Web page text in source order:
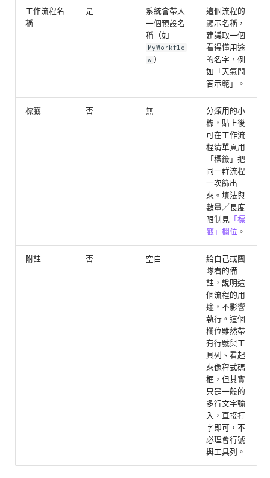
工作流程名
稱
是
系統會帶入
一個預設名
稱（如
MyWorkflo
w ）
這個流程的
顯示名稱，
建議取一個
看得懂用途
的名字，例
如「天氣問
答示範」。
標籤 否 無
分類用的小
標，貼上後
可在工作流
程清單頁用
「標籤」把
同一群流程
一次篩出
來。填法與
數量／長度
限制見
「標
籤」欄位 。
附註 否 空白
給自己或團
隊看的備
註，說明這
個流程的用
途，不影響
執行。這個
欄位雖然帶
有行號與工
具列、看起
來像程式碼
框，但其實
只是一般的
多行文字輸
入，直接打
字即可，不
必理會行號
與工具列。